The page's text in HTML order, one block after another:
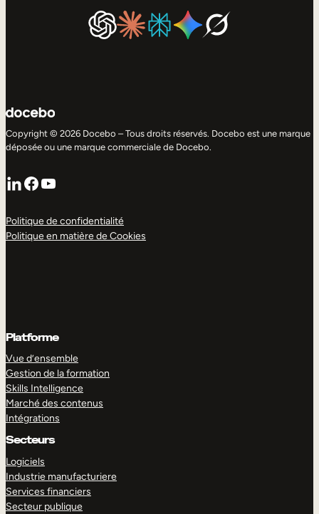
Copyright © 2026 Docebo – Tous droits réservés. Docebo est une marque
déposée ou une marque commerciale de Docebo.
LinkedIn
Facebook
YouTube
Politique de confidentialité
Politique en matière de Cookies
Platforme
Vue d’ensemble
Gestion de la formation
Skills Intelligence
Marché des contenus
Intégrations
Secteurs
Logiciels
Industrie manufacturiere
Services financiers
Secteur publique